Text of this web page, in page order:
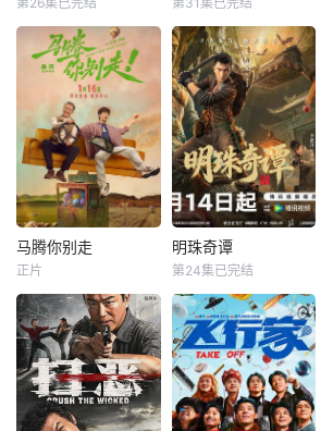
交锋中悄然重续
【嘿叭电影
启【嘿叭电影-高清
视频
黄璐
青年法官沈谢秩携
手律师秦睿，与舒
静、胡艾溪、陈向
辉等法律同侪深入
基层工作，为人民
群众解决亲子矛
盾、婚姻困境等纷
繁的社会、家庭问
题；在一桩桩案件
中，秉持法律无情
行初心使命、坚守
法治信仰的
刘雅瑟
本剧改编自豆瓣阅
读连载小说《隐身
的名字》，作者易
难【嘿叭电影-高清
视频免费在线观
看】
马腾你别走
宋茜
没钱没爱还没心没
肺的马腾（林更新
饰）人近中年一事
无成，是旁人眼里
公认的“废柴”！钢
马腾你别走
正片
明珠奇谭
李艺彤
一双绣花鞋拉开了
文物专家陈友熙的
冒险序幕，四人冒
险队在寻找灵霄珠
的路上数次与盗墓
明珠奇谭
第24集已完结